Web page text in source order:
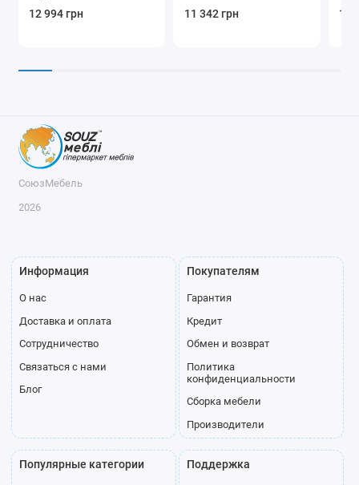
Зеркало EШК
2.1.24.45.14.1
12 994 грн
2.1.27.45.14
11 342 грн 10
СоюзМебель
2026
Информация
О нас
Доставка и оплата
Сотрудничество
Связаться с нами
Блог
Покупателям
Гарантия
Кредит
Обмен и возврат
Политика
конфиденциальности
Сборка мебели
Производители
Популярные категории
Поддержка